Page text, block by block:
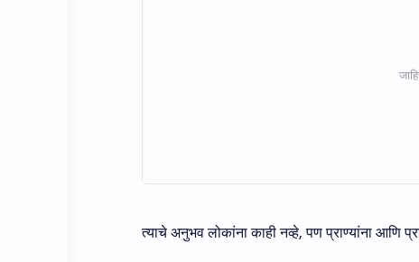
त्याचे अनुभव लोकांना काही नव्हे, पण प्राण्यांना आणि